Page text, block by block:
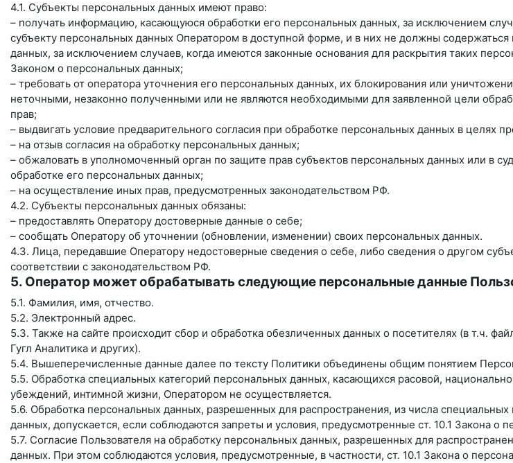
4.1. Субъекты персональных данных имеют право:
– получать информацию, касающуюся обработки его персональных данных, за исключением
субъекту персональных данных Оператором в доступной форме, и в них не должны
данных, за исключением случаев, когда имеются законные основания для раскрытия таких
Законом о персональных данных;
– требовать от оператора уточнения его персональных данных, их блокирования или
неточными, незаконно полученными или не являются необходимыми для заявленной цели
прав;
– выдвигать условие предварительного согласия при обработке персональных данных в целях
– на отзыв согласия на обработку персональных данных;
– обжаловать в уполномоченный орган по защите прав субъектов персональных данных или в
обработке его персональных данных;
– на осуществление иных прав, предусмотренных законодательством РФ.
4.2. Субъекты персональных данных обязаны:
– предоставлять Оператору достоверные данные о себе;
– сообщать Оператору об уточнении (обновлении, изменении) своих персональных данных.
4.3. Лица, передавшие Оператору недостоверные сведения о себе, либо сведения о другом
соответствии с законодательством РФ.
5. Оператор может обрабатывать следующие персональные данные
5.1. Фамилия, имя, отчество.
5.2. Электронный адрес.
5.3. Также на сайте происходит сбор и обработка обезличенных данных о посетителях (в т.ч.
Гугл Аналитика и других).
5.4. Вышеперечисленные данные далее по тексту Политики объединены общим понятием
5.5. Обработка специальных категорий персональных данных, касающихся расовой,
убеждений, интимной жизни, Оператором не осуществляется.
5.6. Обработка персональных данных, разрешенных для распространения, из числа
данных, допускается, если соблюдаются запреты и условия, предусмотренные ст. 10.1 Закона о
5.7. Согласие Пользователя на обработку персональных данных, разрешенных для
данных. При этом соблюдаются условия, предусмотренные, в частности, ст. 10.1 Закона о